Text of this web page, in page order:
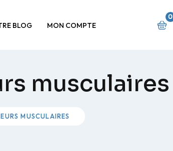
BLOG MON COMPTE
0
musculaires
MUSCULAIRES